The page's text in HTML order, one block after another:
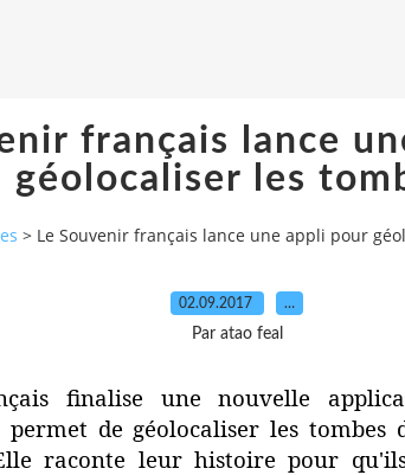
français lance
géolocaliser les
> Le Souvenir français lance une appli pour
02.09.2017 …
Par atao feal
finalise une nouvelle
permet de géolocaliser les tombes
raconte leur histoire pour